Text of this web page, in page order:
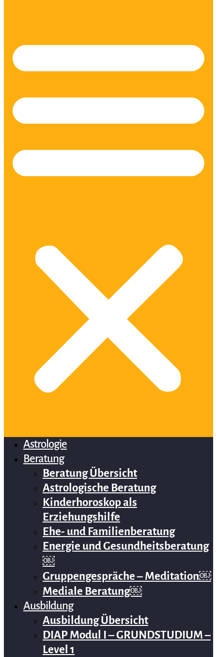
Astrologie
Beratung
Beratung Übersicht
Astrologische Beratung
Kinderhoroskop als
Erziehungshilfe
Ehe- und Familienberatung
Energie und Gesundheitsberatung
￼
Gruppengespräche – Meditation￼
Mediale Beratung￼
Ausbildung
Ausbildung Übersicht
DIAP Modul I – GRUNDSTUDIUM –
Level 1